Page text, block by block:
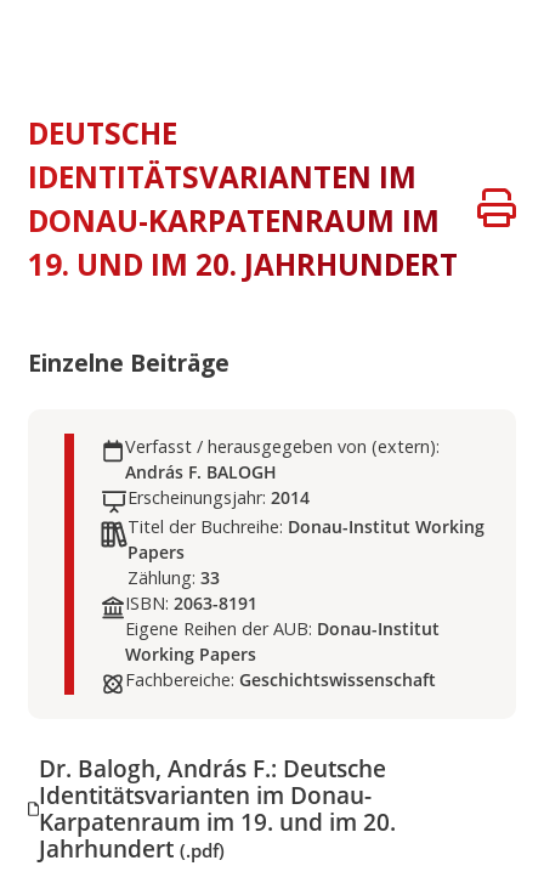
DEUTSCHE
IDENTITÄTSVARIANTEN IM
DONAU-KARPATENRAUM IM
19. UND IM 20. JAHRHUNDERT
Einzelne Beiträge
Verfasst / herausgegeben von (extern):
András F. BALOGH
Erscheinungsjahr: 2014
Titel der Buchreihe: Donau-Institut Working
Papers
Zählung: 33
ISBN: 2063-8191
Eigene Reihen der AUB: Donau-Institut
Working Papers
Fachbereiche: Geschichtswissenschaft
Dr. Balogh, András F.: Deutsche
Identitätsvarianten im Donau-
Karpatenraum im 19. und im 20.
Jahrhundert (.pdf)